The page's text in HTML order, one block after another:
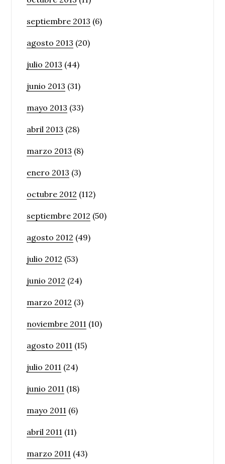
septiembre 2013 (6)
agosto 2013 (20)
julio 2013 (44)
junio 2013 (31)
mayo 2013 (33)
abril 2013 (28)
marzo 2013 (8)
enero 2013 (3)
octubre 2012 (112)
septiembre 2012 (50)
agosto 2012 (49)
julio 2012 (53)
junio 2012 (24)
marzo 2012 (3)
noviembre 2011 (10)
agosto 2011 (15)
julio 2011 (24)
junio 2011 (18)
mayo 2011 (6)
abril 2011 (11)
marzo 2011 (43)